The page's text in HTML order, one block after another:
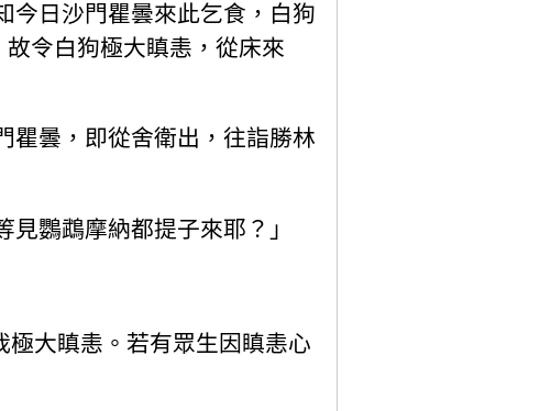
今日沙門瞿曇來此乞食，白狗
令白狗極大瞋恚，從床來
瞿曇，即從舍衛出，往詣勝林
鸚鵡摩納都提子來耶？」
大瞋恚。若有眾生因瞋恚心